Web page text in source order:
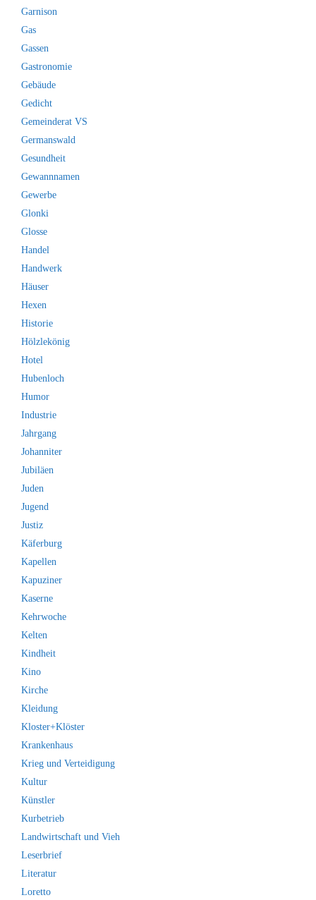
Garnison
Gas
Gassen
Gastronomie
Gebäude
Gedicht
Gemeinderat VS
Germanswald
Gesundheit
Gewannnamen
Gewerbe
Glonki
Glosse
Handel
Handwerk
Häuser
Hexen
Historie
Hölzlekönig
Hotel
Hubenloch
Humor
Industrie
Jahrgang
Johanniter
Jubiläen
Juden
Jugend
Justiz
Käferburg
Kapellen
Kapuziner
Kaserne
Kehrwoche
Kelten
Kindheit
Kino
Kirche
Kleidung
Kloster+Klöster
Krankenhaus
Krieg und Verteidigung
Kultur
Künstler
Kurbetrieb
Landwirtschaft und Vieh
Leserbrief
Literatur
Loretto